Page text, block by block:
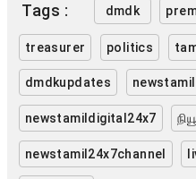
Tags : dmdk
treasurer politics
dmdkupdates newstamil
newstamildigital24x7
newstamil24x7channel